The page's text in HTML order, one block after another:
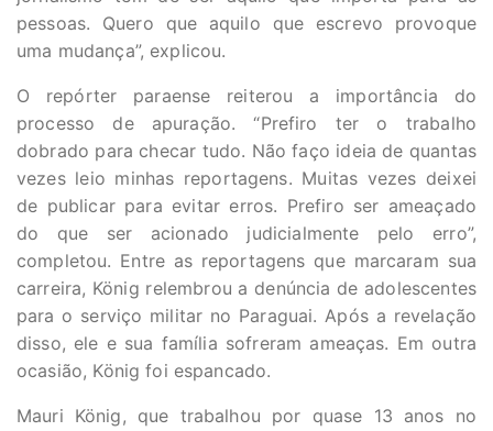
pessoas. Quero que aquilo que escrevo provoque
uma mudança”, explicou.
O repórter paraense reiterou a importância do
processo de apuração. “Prefiro ter o trabalho
dobrado para checar tudo. Não faço ideia de quantas
vezes leio minhas reportagens. Muitas vezes deixei
de publicar para evitar erros. Prefiro ser ameaçado
do que ser acionado judicialmente pelo erro”,
completou. Entre as reportagens que marcaram sua
carreira, König relembrou a denúncia de adolescentes
para o serviço militar no Paraguai. Após a revelação
disso, ele e sua família sofreram ameaças. Em outra
ocasião, König foi espancado.
Mauri König, que trabalhou por quase 13 anos no